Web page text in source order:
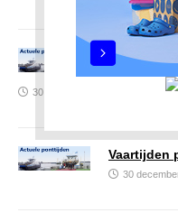
Pont F3
30 december 2022
Vaartijden
30